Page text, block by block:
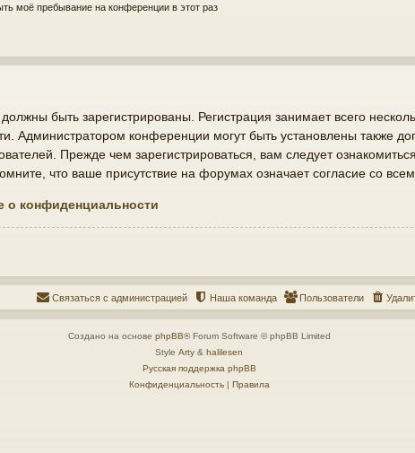
моё пребывание на конференции в этот раз
быть зарегистрированы. Регистрация занимает всего
Администратором конференции могут быть установлены также
Прежде чем зарегистрироваться, вам следует
что ваше присутствие на форумах означает согласие со
о конфиденциальности
Пользователи
Наша команда
Связаться с администрацией
Создано на основе phpBB® Forum Software © phpBB Limited
Style Arty & halilesen
Русская поддержка phpBB
Конфиденциальность| Правила